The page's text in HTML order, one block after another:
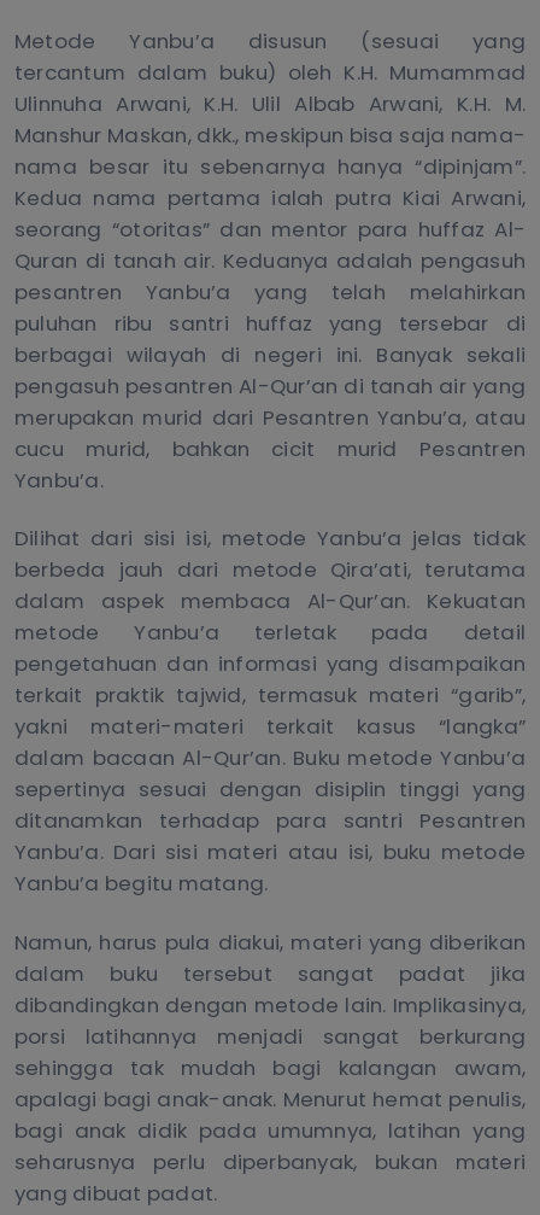
Metode Yanbu’a disusun (sesuai yang
tercantum dalam buku) oleh K.H. Mumammad
Ulinnuha Arwani, K.H. Ulil Albab Arwani, K.H. M.
Manshur Maskan, dkk., meskipun bisa saja nama-
nama besar itu sebenarnya hanya “dipinjam”.
Kedua nama pertama ialah putra Kiai Arwani,
seorang “otoritas” dan mentor para huffaz Al-
Quran di tanah air. Keduanya adalah pengasuh
pesantren Yanbu’a yang telah melahirkan
puluhan ribu santri huffaz yang tersebar di
berbagai wilayah di negeri ini. Banyak sekali
pengasuh pesantren Al-Qur’an di tanah air yang
merupakan murid dari Pesantren Yanbu’a, atau
cucu murid, bahkan cicit murid Pesantren
Yanbu’a.
Dilihat dari sisi isi, metode Yanbu’a jelas tidak
berbeda jauh dari metode Qira’ati, terutama
dalam aspek membaca Al-Qur’an. Kekuatan
metode Yanbu’a terletak pada detail
pengetahuan dan informasi yang disampaikan
terkait praktik tajwid, termasuk materi “garib”,
yakni materi-materi terkait kasus “langka”
dalam bacaan Al-Qur’an. Buku metode Yanbu’a
sepertinya sesuai dengan disiplin tinggi yang
ditanamkan terhadap para santri Pesantren
Yanbu’a. Dari sisi materi atau isi, buku metode
Yanbu’a begitu matang.
Namun, harus pula diakui, materi yang diberikan
dalam buku tersebut sangat padat jika
dibandingkan dengan metode lain. Implikasinya,
porsi latihannya menjadi sangat berkurang
sehingga tak mudah bagi kalangan awam,
apalagi bagi anak-anak. Menurut hemat penulis,
bagi anak didik pada umumnya, latihan yang
seharusnya perlu diperbanyak, bukan materi
yang dibuat padat.